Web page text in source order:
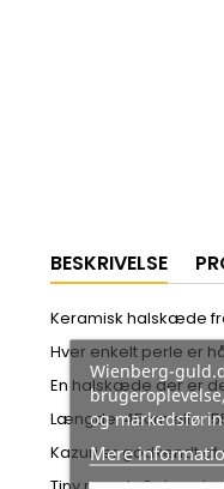
BESKRIVELSE
Keramisk halskæde
Hver enkelt perle er
En halskæde der er
Længde: 45cm eller
Kazuri er godkendt af
Wienberg-
og
Mere